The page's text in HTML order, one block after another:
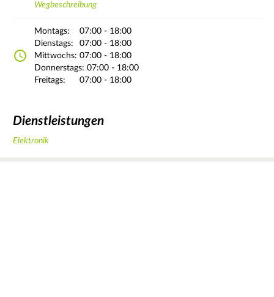
Wegbeschreibung
Montags:
07:00 - 18:00
Dienstags:
07:00 - 18:00
Mittwochs: 07:00 - 18:00
Donnerstags: 07:00 - 18:00
Freitags:
07:00 - 18:00
Dienstleistungen
Elektronik